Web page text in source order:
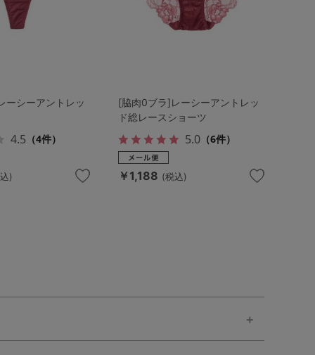
ーシーアントレッ
4.5 （4件）
)
[脇肉0ブラ]レーシーアントレッ
ド総レースショーツ
5.0（6件）
￥1,188 (税込)